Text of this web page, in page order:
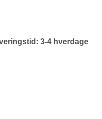
3-4 hverdage